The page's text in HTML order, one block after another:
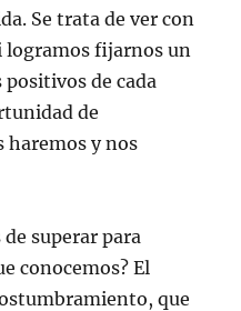
Se trata de ver con
logramos fijarnos un
positivos de cada
de
haremos y nos
superar para
conocemos? El
que